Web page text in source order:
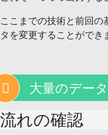
ここまでの技術と前回
タを変更することができ
大量のデー
流れの確認